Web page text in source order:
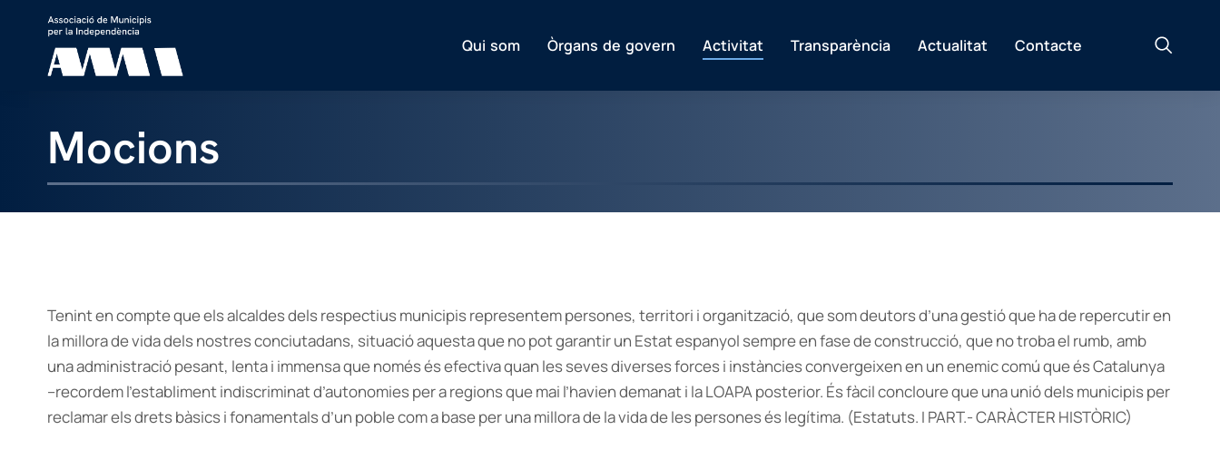
Qui som Òrgans de govern Activitat Transparència Actualitat Contacte
Mocions
Tenint en compte que els alcaldes dels respectius municipis representem persones, territori i organització, que som deutors d’una gestió que ha de repercutir en
la millora de vida dels nostres conciutadans, situació aquesta que no pot garantir un Estat espanyol sempre en fase de construcció, que no troba el rumb, amb
una administració pesant, lenta i immensa que només és efectiva quan les seves diverses forces i instàncies convergeixen en un enemic comú que és Catalunya
–recordem l’establiment indiscriminat d’autonomies per a regions que mai l’havien demanat i la LOAPA posterior. És fàcil concloure que una unió dels municipis per
reclamar els drets bàsics i fonamentals d’un poble com a base per una millora de la vida de les persones és legítima. (Estatuts. I PART.- CARÀCTER HISTÒRIC)